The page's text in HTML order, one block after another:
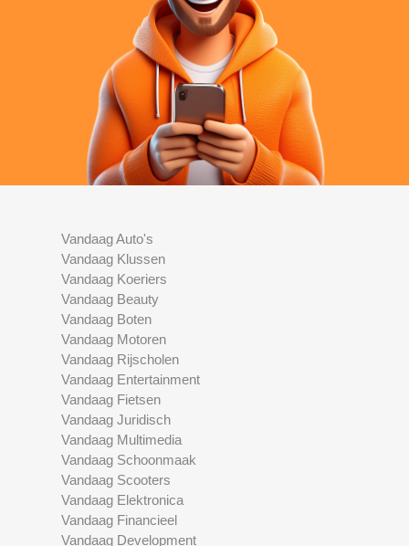
Vandaag Auto's
Vandaag Klussen
Vandaag Koeriers
Vandaag Beauty
Vandaag Boten
Vandaag Motoren
Vandaag Rijscholen
Vandaag Entertainment
Vandaag Fietsen
Vandaag Juridisch
Vandaag Multimedia
Vandaag Schoonmaak
Vandaag Scooters
Vandaag Elektronica
Vandaag Financieel
Vandaag Development